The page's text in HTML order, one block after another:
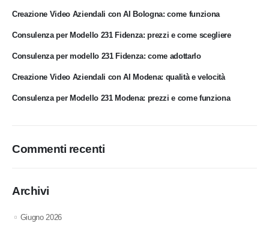
Creazione Video Aziendali con AI Bologna: come funziona
Consulenza per Modello 231 Fidenza: prezzi e come scegliere
Consulenza per modello 231 Fidenza: come adottarlo
Creazione Video Aziendali con AI Modena: qualità e velocità
Consulenza per Modello 231 Modena: prezzi e come funziona
Commenti recenti
Archivi
Giugno 2026